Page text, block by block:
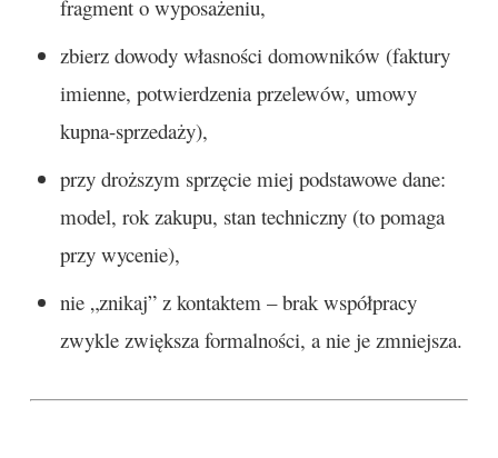
fragment o wyposażeniu,
zbierz dowody własności domowników (faktury
imienne, potwierdzenia przelewów, umowy
kupna-sprzedaży),
przy droższym sprzęcie miej podstawowe dane:
model, rok zakupu, stan techniczny (to pomaga
przy wycenie),
nie „znikaj” z kontaktem – brak współpracy
zwykle zwiększa formalności, a nie je zmniejsza.